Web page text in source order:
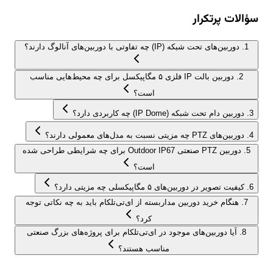
سؤالات پرتکرار
1 دوربین‌های تحت شبکه (IP) چه تفاوتی با دوربین‌های آنالوگ دارند؟
2
دوربین بالت IP فلزی ۵ مگاپیکسل برای چه محیط‌هایی مناسب
است؟
3 دوربین دام تحت شبکه (IP Dome) چه کاربردی دارد؟
4 دوربین‌های PTZ چه مزیتی نسبت به مدل‌های معمولی دارند؟
5
دوربین PTZ صنعتی Outdoor IP67 برای چه شرایطی طراحی شده
است؟
6
.کیفیت تصویر در دوربین‌های ۵ مگاپیکسلی چه مزیتی دارد؟
7 هنگام خرید دوربین مداربسته از ای‌تی‌تلکام باید به چه نکاتی توجه
کرد؟
8
آیا دوربین‌های موجود در ای‌تی‌تلکام برای پروژه‌های بزرگ صنعتی
مناسب هستند؟